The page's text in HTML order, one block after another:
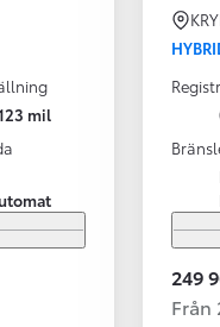
mil
249
Från